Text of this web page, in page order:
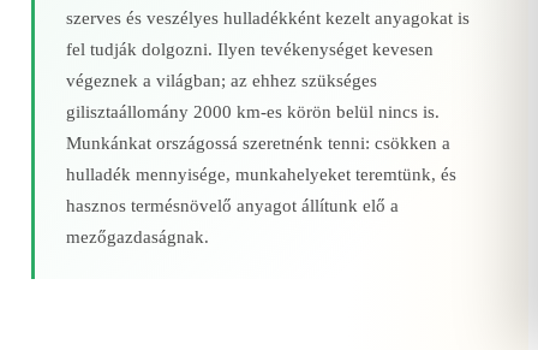
szerves és veszélyes hulladékként kezelt anyagokat is
fel tudják dolgozni. Ilyen tevékenységet kevesen
végeznek a világban; az ehhez szükséges
gilisztaállomány 2000 km‑es körön belül nincs is.
Munkánkat országossá szeretnénk tenni: csökken a
hulladék mennyisége, munkahelyeket teremtünk, és
hasznos termésnövelő anyagot állítunk elő a
mezőgazdaságnak.